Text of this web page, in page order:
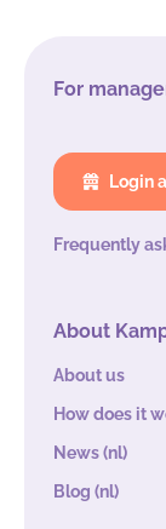
For
Login
Frequently
About
About us
How does it
News (nl)
Blog (nl)